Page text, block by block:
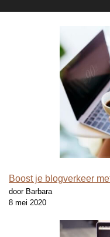
Boost je blogverkeer
door Barbara
8 mei 2020